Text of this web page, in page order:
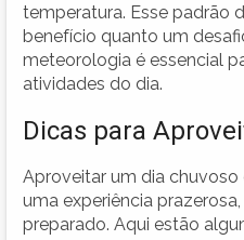
temperatura. Esse padrão
benefício quanto um
meteorologia é essencial
atividades do dia.
Dicas para
Aproveitar um dia
uma experiência
preparado. Aqui estão